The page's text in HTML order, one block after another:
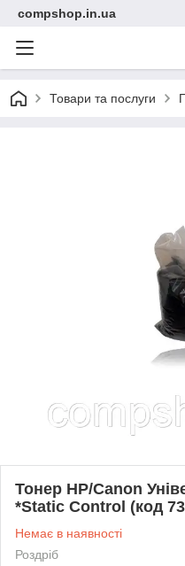
compshop.in.ua
Товари та послуги
Тонер HP/Canon
*Static Control (код
Немає в наявності
Роздріб